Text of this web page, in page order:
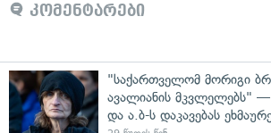
კომენტარები
"საქართველომ მორიგი
ავალიანის მკვლელებს" —
და ა.ბ-ს დაკავებას